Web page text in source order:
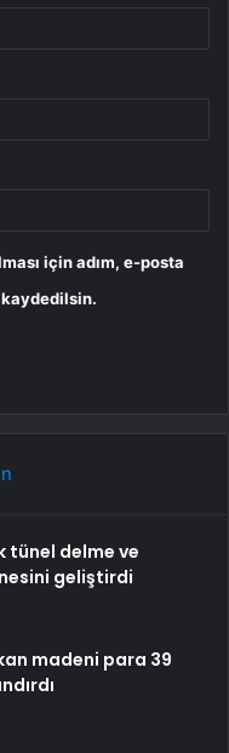
için adım, e-posta
kaydedilsin.
tünel delme ve
geliştirdi
madeni para 39